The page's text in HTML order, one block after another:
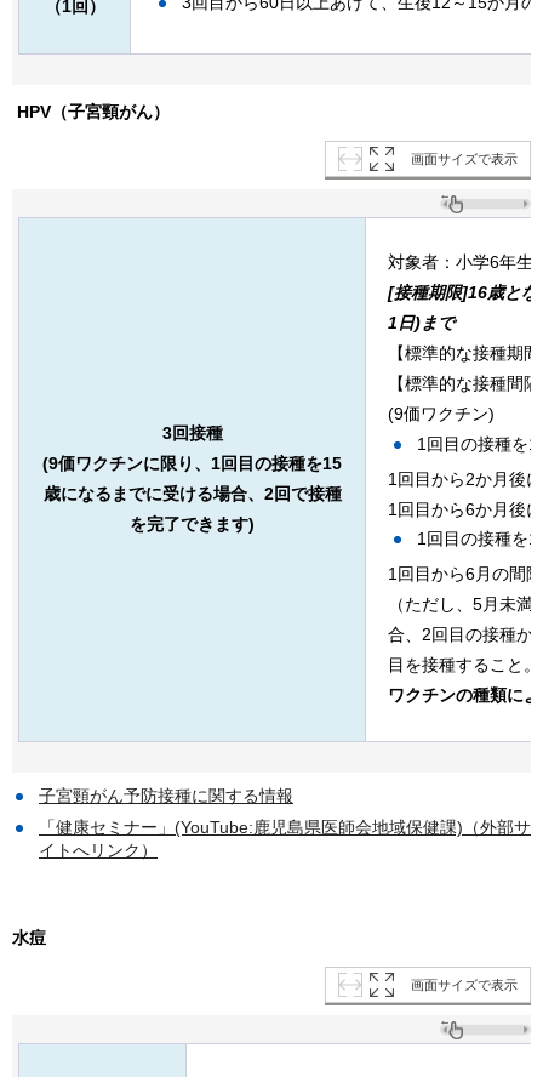
（1回）
HPV（子宮頸がん）
画面サイズで表示
3回接種
(9価ワクチンに限り、1回目の接種を15
歳になるまでに受ける場合、2回で接種
を完了できます)
対象者：小学6年生
[接種期限]16歳とな
1日)まで
【標準的な接種期
【標準的な接種間
(9価ワクチン)
1回目の接種を
1回目から2か月後
1回目から6か月後
1回目の接種を
1回目から6月の間
（ただし、5月未
合、2回目の接種か
目を接種すること
ワクチンの種類に
子宮頸がん予防接種に関する情報
「健康セミナー」(YouTube:鹿児島県医師会地域保健課)（外部サ
イトへリンク）
水痘
画面サイズで表示